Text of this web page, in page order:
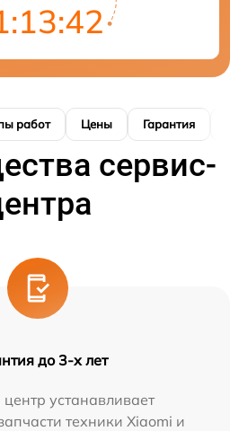
работ Цены Гарантия
сервис-
до 3-х лет
устанавливает
техники Xiaomi и